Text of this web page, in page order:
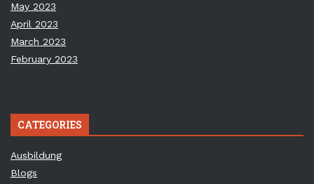
May 2023
April 2023
March 2023
February 2023
CATEGORIES
Ausbildung
Blogs